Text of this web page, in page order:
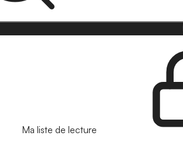
Ma liste de lecture